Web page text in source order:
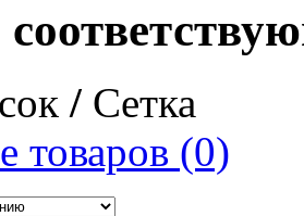
/ Сетка
товаров (0)